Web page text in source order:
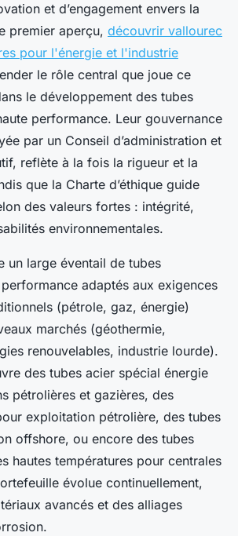
et d’engagement envers la
premier aperçu, découvrir vallourec
pour l'énergie et l'industrie
le rôle central que joue ce
le développement des tubes
performance. Leur gouvernance
par un Conseil d’administration et
reflète à la fois la rigueur et la
que la Charte d’éthique guide
des valeurs fortes : intégrité,
environnementales.
un large éventail de tubes
adaptés aux exigences
(pétrole, gaz, énergie)
marchés (géothermie,
renouvelables, industrie lourde).
des tubes acier spécial énergie
pétrolières et gazières, des
exploitation pétrolière, des tubes
offshore, ou encore des tubes
hautes températures pour centrales
évolue continuellement,
avancés et des alliages